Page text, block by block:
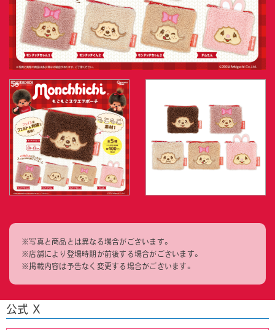
※写真と商品とは異なる場合がございます。
※店舗により登場時期が前後する場合がございます。
※掲載内容は予告なく変更する場合がございます。
公式 X